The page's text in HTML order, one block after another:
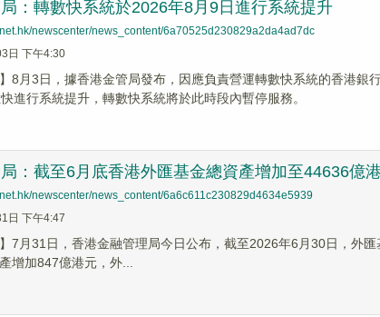
：轉數快系統於2026年8月9日進行系統提升
newscenter/news_content/6a70525d230829a2da4ad7dc
日 下午4:30
】8月3日，據香港金管局發布，因應負責營運轉數快系統的香港
進行系統提升，轉數快系統將於此時段內暫停服務。
：截至6月底香港外匯基金總資產增加至44636億
newscenter/news_content/6a6c611c230829d4634e5939
日 下午4:47
】7月31日，香港金融管理局今日公布，截至2026年6月30日，外
增加847億港元，外...